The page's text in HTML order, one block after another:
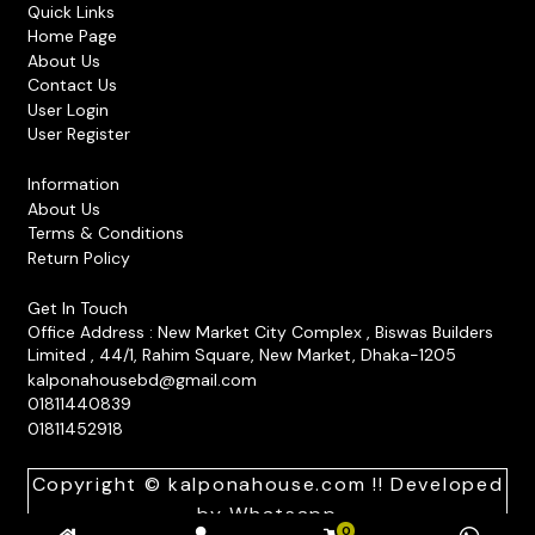
Quick Links
Home Page
About Us
Contact Us
User Login
User Register
Information
About Us
Terms & Conditions
Return Policy
Get In Touch
Office Address : New Market City Complex , Biswas Builders
Limited , 44/1, Rahim Square, New Market, Dhaka-1205
kalponahousebd@gmail.com
01811440839
01811452918
Copyright © kalponahouse.com !! Developed
byWhatsapp
0